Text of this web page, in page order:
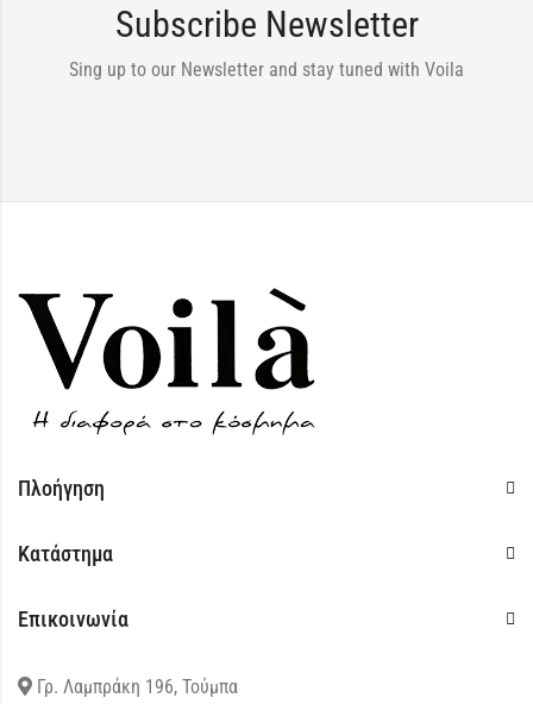
Subscribe Newsletter
Sing up to our Newsletter and stay tuned with Voila
Πλοήγηση
Κατάστημα
Επικοινωνία
Γρ. Λαμπράκη 196, Τούμπα